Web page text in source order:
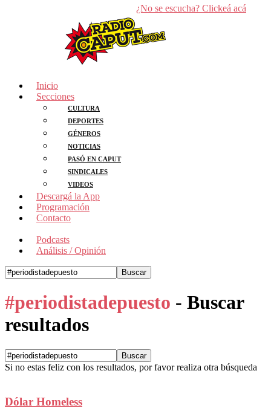
¿No se escucha? Clickeá acá
Inicio
Secciones
CULTURA
DEPORTES
GÉNEROS
NOTICIAS
PASÓ EN CAPUT
SINDICALES
VIDEOS
Descargá la App
Programación
Contacto
Podcasts
Análisis / Opinión
#periodistadepuesto - Buscar
resultados
Si no estas feliz con los resultados, por favor realiza otra búsqueda
Dólar Homeless